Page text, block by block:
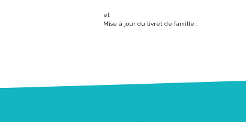
et
Mise à jour du livret de famille :